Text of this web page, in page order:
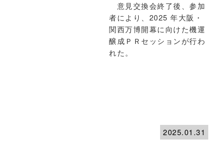
意見交換会終了後、参加
者により、2025 年大阪・
関西万博開幕に向けた機運
醸成ＰＲセッションが行わ
れた。
2025.01.31